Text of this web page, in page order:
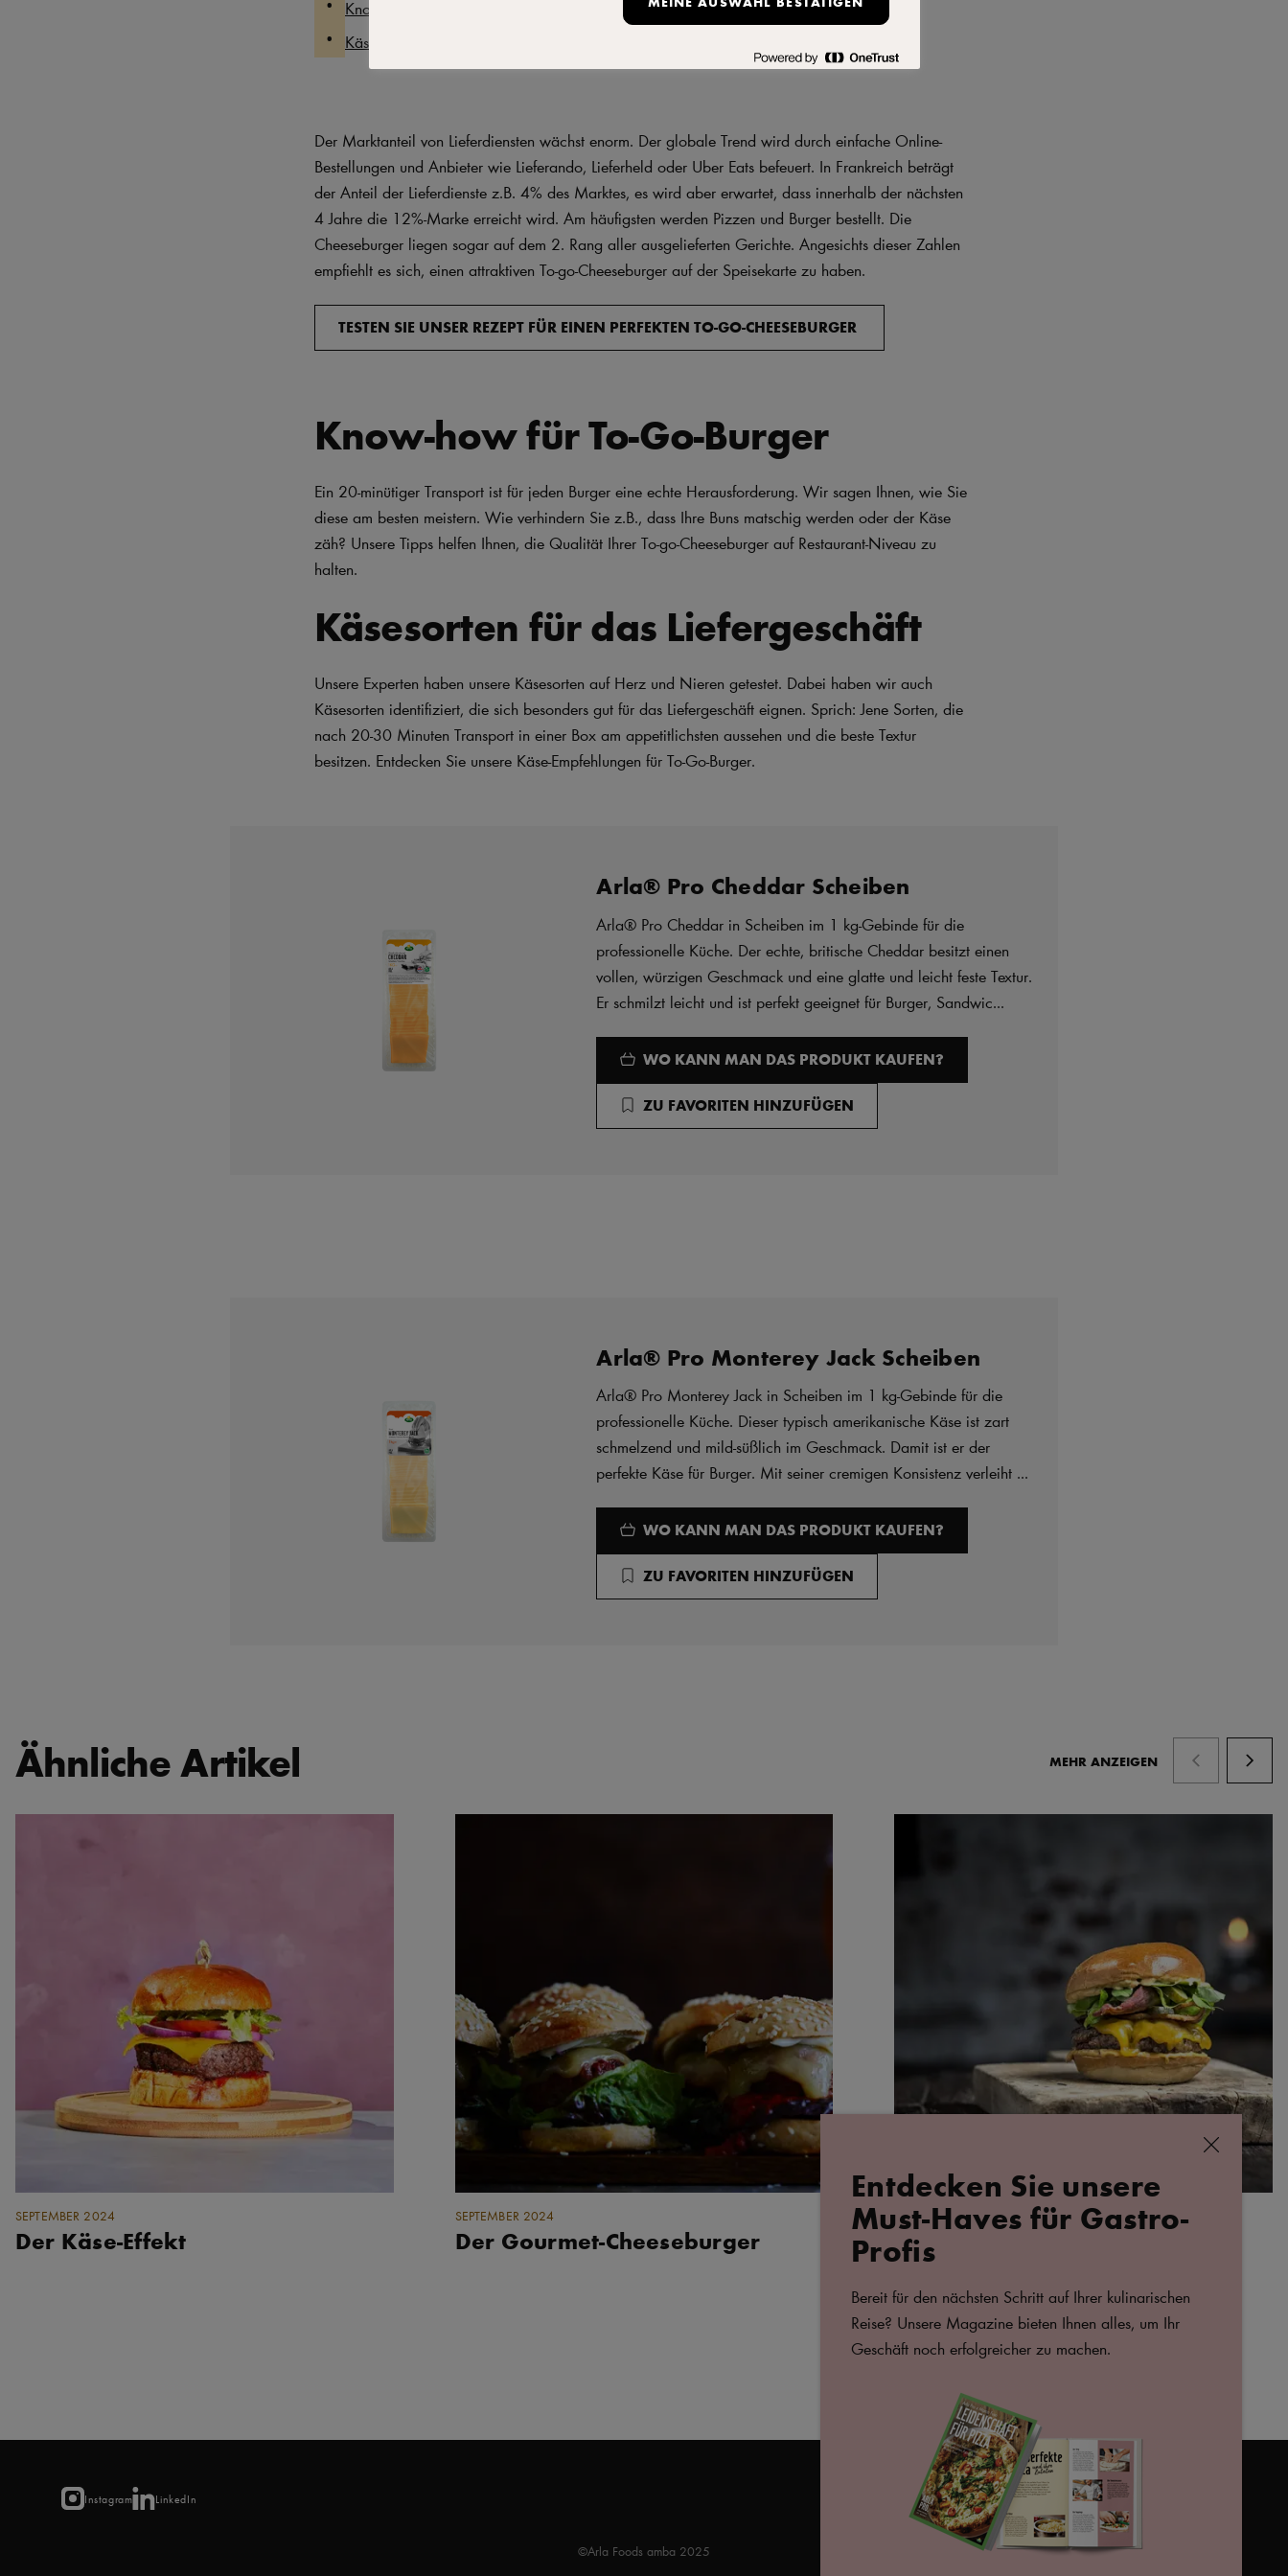
Know-how für To-Go-Burger
Käsesorten für das Liefergeschäft
Der Marktanteil von Lieferdiensten wächst enorm. Der globale Trend wird durch einfache Online-
Bestellungen und Anbieter wie Lieferando, Lieferheld oder Uber Eats befeuert. In Frankreich beträgt
der Anteil der Lieferdienste z.B. 4% des Marktes, es wird aber erwartet, dass innerhalb der nächsten
4 Jahre die 12%-Marke erreicht wird. Am häufigsten werden Pizzen und Burger bestellt. Die
Cheeseburger liegen sogar auf dem 2. Rang aller ausgelieferten Gerichte. Angesichts dieser Zahlen
empfiehlt es sich, einen attraktiven To-go-Cheeseburger auf der Speisekarte zu haben.
TESTEN SIE UNSER REZEPT FÜR EINEN PERFEKTEN TO-GO-CHEESEBURGER
Know-how für To-Go-Burger
Ein 20-minütiger Transport ist für jeden Burger eine echte Herausforderung. Wir sagen Ihnen, wie Sie
diese am besten meistern. Wie verhindern Sie z.B., dass Ihre Buns matschig werden oder der Käse
zäh? Unsere Tipps helfen Ihnen, die Qualität Ihrer To-go-Cheeseburger auf Restaurant-Niveau zu
halten.
Käsesorten für das Liefergeschäft
Unsere Experten haben unsere Käsesorten auf Herz und Nieren getestet. Dabei haben wir auch
Käsesorten identifiziert, die sich besonders gut für das Liefergeschäft eignen. Sprich: Jene Sorten, die
nach 20-30 Minuten Transport in einer Box am appetitlichsten aussehen und die beste Textur
besitzen. Entdecken Sie unsere Käse-Empfehlungen für To-Go-Burger.
Arla® Pro Cheddar Scheiben
Arla® Pro Cheddar in Scheiben im 1 kg-Gebinde für die
professionelle Küche. Der echte, britische Cheddar besitzt einen
vollen, würzigen Geschmack und eine glatte und leicht feste Textur.
Er schmilzt leicht und ist perfekt geeignet für Burger, Sandwic...
WO KANN MAN DAS PRODUKT KAUFEN?
ZU FAVORITEN HINZUFÜGEN
Arla® Pro Monterey Jack Scheiben
Arla® Pro Monterey Jack in Scheiben im 1 kg-Gebinde für die
professionelle Küche. Dieser typisch amerikanische Käse ist zart
schmelzend und mild-süßlich im Geschmack. Damit ist er der
perfekte Käse für Burger. Mit seiner cremigen Konsistenz verleiht ...
WO KANN MAN DAS PRODUKT KAUFEN?
ZU FAVORITEN HINZUFÜGEN
Ähnliche Artikel MEHR ANZEIGEN
SEPTEMBER 2024
Der Käse-Effekt
SEPTEMBER 2024
Der Gourmet-Cheeseburger
SEPTEMBER 2024
Der klassische Cheeseburger
Instagram LinkedIn
©Arla Foods amba 2025
schließen
Entdecken Sie unsere
Must-Haves für Gastro-
Profis
Bereit für den nächsten Schritt auf Ihrer kulinarischen
Reise? Unsere Magazine bieten Ihnen alles, um Ihr
Geschäft noch erfolgreicher zu machen.